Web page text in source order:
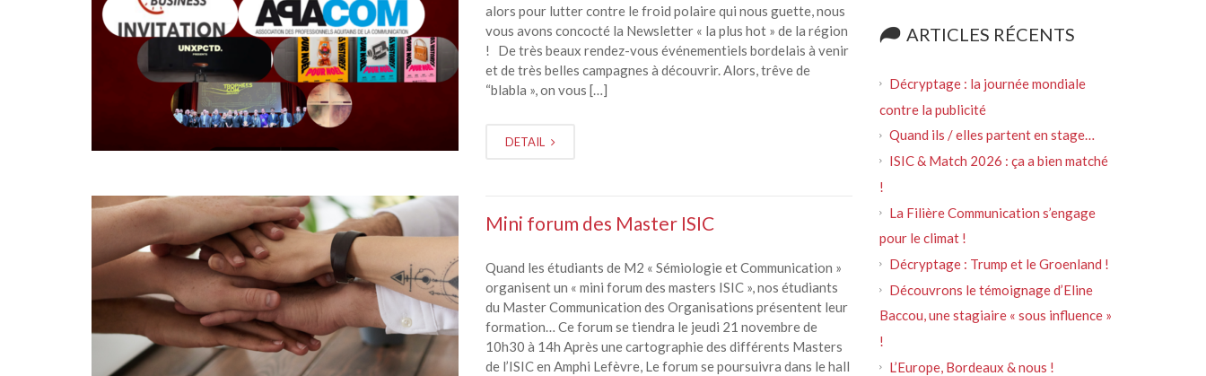
alors pour lutter contre le froid polaire qui nous guette, nous
vous avons concocté la Newsletter « la plus hot » de la région
! De très beaux rendez-vous événementiels bordelais à venir
et de très belles campagnes à découvrir. Alors, trêve de
“blabla », on vous […]
DETAIL
Mini forum des Master ISIC
Quand les étudiants de M2 « Sémiologie et Communication »
organisent un « mini forum des masters ISIC », nos étudiants
du Master Communication des Organisations présentent leur
formation… Ce forum se tiendra le jeudi 21 novembre de
10h30 à 14h Après une cartographie des différents Masters
de l’ISIC en Amphi Lefèvre, Le forum se poursuivra dans le hall
ARTICLES RÉCENTS
Décryptage : la journée mondiale
contre la publicité
Quand ils / elles partent en stage…
ISIC & Match 2026 : ça a bien matché
!
La Filière Communication s’engage
pour le climat !
Décryptage : Trump et le Groenland !
Découvrons le témoignage d’Eline
Baccou, une stagiaire « sous influence »
!
L’Europe, Bordeaux & nous !